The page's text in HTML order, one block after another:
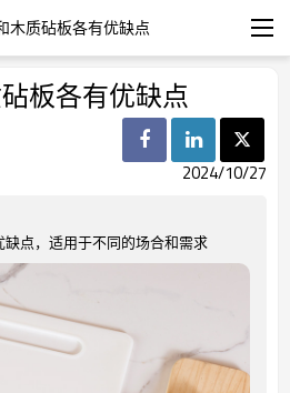
木质砧板各有优缺点
板各有优缺点
2024/10/27
点，适用于不同的场合和需求